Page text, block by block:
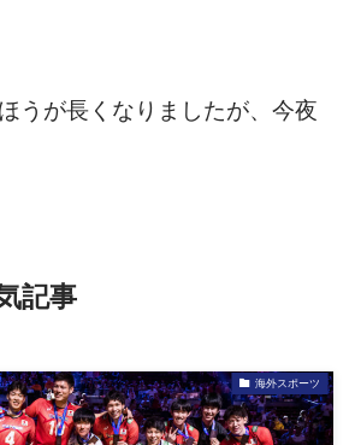
うが長くなりましたが、今夜
記事
海外スポーツ